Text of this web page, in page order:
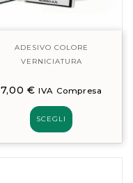
ADESIVO COLORE
VERNICIATURA
7,00 € IVA Compresa
SCEGLI